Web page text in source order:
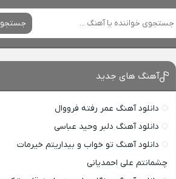
جستجو
آهنگ های جدید
دانلود آهنگ عمر رفته فرووال
دانلود آهنگ دلبر وحید عباسی
دانلود آهنگ تو خواب و بیداریتم خیرمات
چشمانتم علی احمدیانی